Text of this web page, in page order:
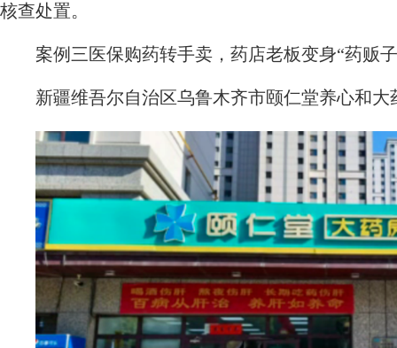
核查处置。
案例三医保购药转手卖，药店老板变身“药贩
新疆维吾尔自治区乌鲁木齐市颐仁堂养心和大